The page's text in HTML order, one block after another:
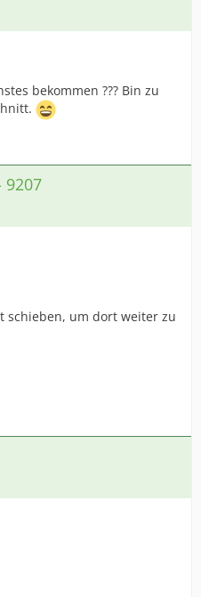
bekommen ??? Bin zu
9207
schieben, um dort weiter zu